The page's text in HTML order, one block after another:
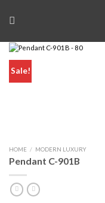
content
Sale!
HOME / MODERN LUXURY
Pendant C-901B